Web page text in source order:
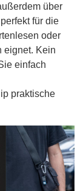
über
für die
oder
eignet. Kein
einfach
praktische